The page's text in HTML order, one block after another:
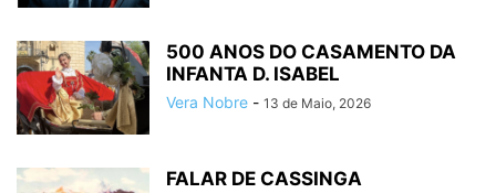
500 ANOS DO CASAMENTO DA
INFANTA D. ISABEL
Vera Nobre - 13 de Maio, 2026
FALAR DE CASSINGA